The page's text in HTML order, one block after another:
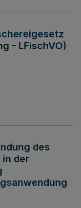
- LFischVO)
des
der